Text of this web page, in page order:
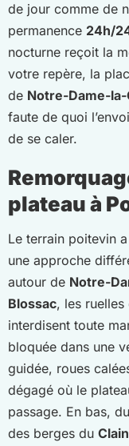
de jour comme de
permanence 24h/
nocturne reçoit la
votre repère, la
de Notre-Dame-la-
faute de quoi
de se caler.
plateau à
Le terrain poitevin
une approche
autour de Notre-
Blossac, les
interdisent toute
bloquée dans une
guidée, roues
dégagé où le
passage. En bas,
des berges du Clain